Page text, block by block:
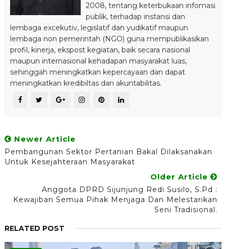
2008, tentang keterbukaan infomasi
publik, terhadap instansi dan
lembaga excekutiv, legislatif dan yudikatif maupun
lembaga non pemerintah (NGO) guna mempublikasikan
profil, kinerja, ekspost kegiatan, baik secara nasional
maupun internasional kehadapan masyarakat luas,
sehinggah meningkatkan kepercayaan dan dapat
meningkatkan kredibiltas dan akuntabilitas.
Newer Article
Pembangunan Sektor Pertanian Bakal Dilaksanakan
Untuk Kesejahteraan Masyarakat
Older Article
Anggota DPRD Sijunjung Redi Susilo, S.Pd :
Kewajiban Semua Pihak Menjaga Dan Melestarikan
Seni Tradisional.
RELATED POST